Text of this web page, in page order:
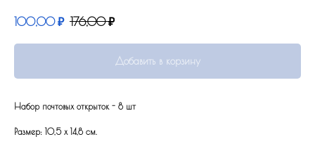
100,00 ₽ 176,00 ₽
Добавить в корзину
Набор почтовых открыток - 8 шт
Размер: 10,5 x 14,8 см.